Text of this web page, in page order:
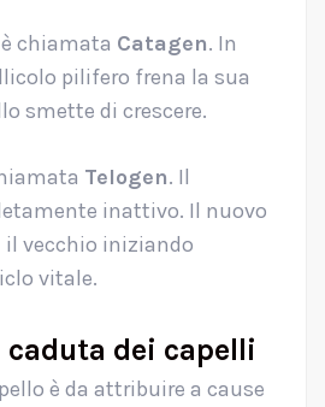
chiamata Catagen. In
pilifero frena la sua
smette di crescere.
Telogen. Il
inattivo. Il nuovo
vecchio iniziando
vitale.
caduta dei capelli
è da attribuire a cause